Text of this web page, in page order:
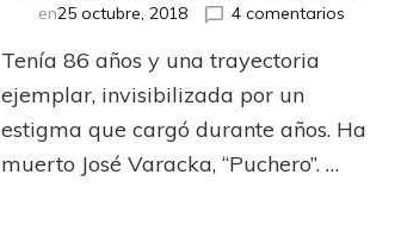
en25 octubre, 2018 4 comentarios
Varacka
Tenía 86 años y una trayectoria
ejemplar, invisibilizada por un
estigma que cargó durante años. Ha
muerto José Varacka, “Puchero”. …